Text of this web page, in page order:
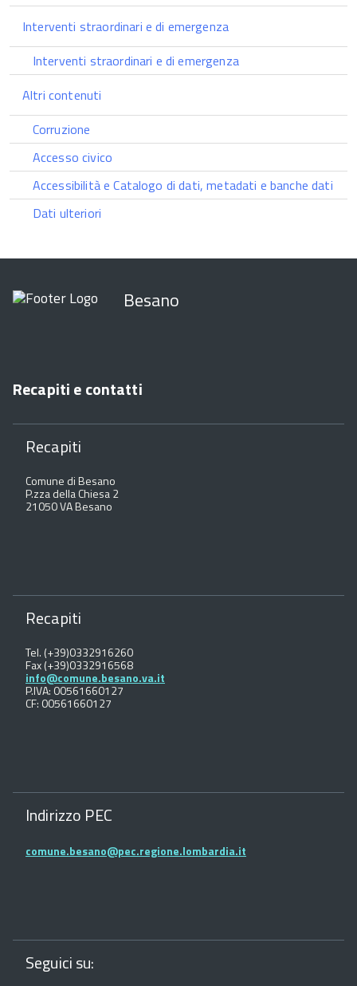
Interventi straordinari e di emergenza
Interventi straordinari e di emergenza
Altri contenuti
Corruzione
Accesso civico
Accessibilità e Catalogo di dati, metadati e banche dati
Dati ulteriori
Besano
Recapiti e contatti
Recapiti
Comune di Besano
P.zza della Chiesa 2
21050 VA Besano
Recapiti
Tel. (+39)0332916260
Fax (+39)0332916568
info@comune.besano.va.it
P.IVA: 00561660127
CF: 00561660127
Indirizzo PEC
comune.besano@pec.regione.lombardia.it
Seguici su: